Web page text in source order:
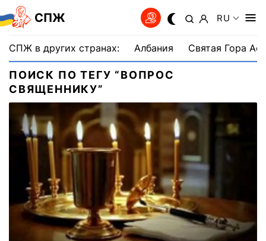
СПЖ RU
СПЖ в других странах: Албания Святая Гора
ПОИСК ПО ТЕГУ “ВОПРОС
СВЯЩЕННИКУ”